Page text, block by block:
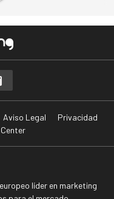
Aviso Legal
Privacidad
líder en marketing